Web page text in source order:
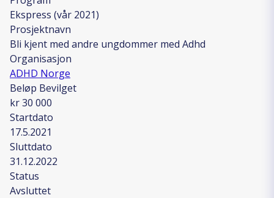
Ekspress (vår 2021)
Prosjektnavn
Bli kjent med andre ungdommer med Adhd
Organisasjon
ADHD Norge
Beløp Bevilget
kr 30 000
Startdato
17.5.2021
Sluttdato
31.12.2022
Status
Avsluttet